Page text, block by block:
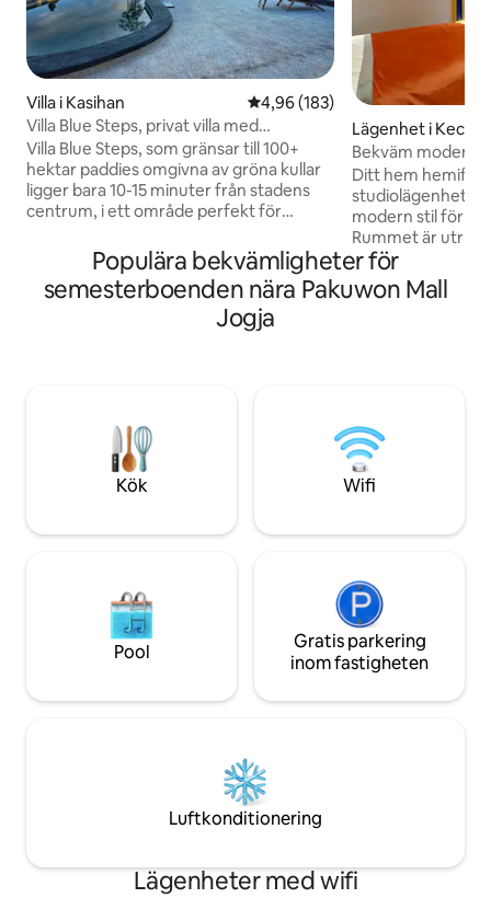
Villa i Kasihan 4,96 av 5 i genomsnittligt
4,96 (183)
Villa Blue Steps, privat villa med
fantastisk utsikt
Villa Blue Steps, som gränsar till 100+
hektar paddies omgivna av gröna kullar
ligger bara 10-15 minuter från stadens
centrum, i ett område perfekt för
koppla av. Detta restaurerade
traditionella hus är utrustat med alla
bekvämligheter, privat trädgård och
pool. Frukost ingår och vi kan tillgodose
alla måltider från vår närliggande Blue
våra recensioner!
Lägenhet i
ik
Bekväm modern
Ditt hem
studiolägenhet,
modern stil för 2
Rummet är
modernt badrum,
grundläggande
och balkong. Gratis parkering, pool,
vattenkokare -
grundläggande
Populära bekvämligheter för
semesterboenden nära Pakuwon Mall
Jogja
Kök Wifi
Pool
Gratis parkering
inom fastigheten
Luftkonditionering
Lägenheter med wifi